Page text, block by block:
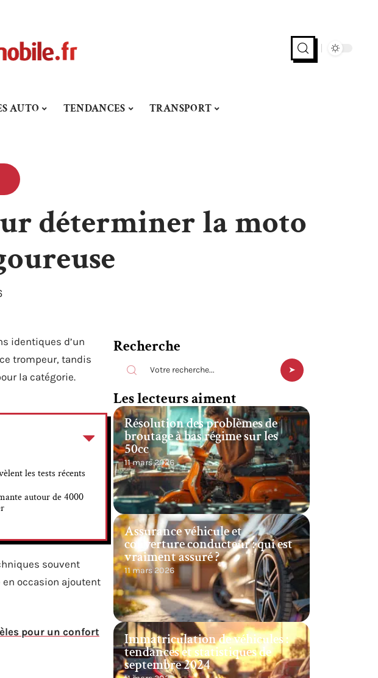
AUTO TENDANCES TRANSPORT
déterminer la moto
identiques d’un
trompeur, tandis
la catégorie.
les tests récents
autour de 4000
souvent
occasion ajoutent
pour un confort
Recherche
Les lecteurs aiment
Résolution des problèmes de
broutage à bas régime sur les
50cc
11 mars 2026
Assurance véhicule et
couverture conducteur : qui est
vraiment assuré ?
11 mars 2026
Immatriculation de véhicules :
tendances et statistiques de
septembre 2024